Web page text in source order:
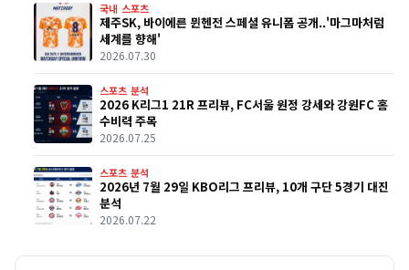
국내 스포츠
제주SK, 바이에른 뮌헨전 스페셜 유니폼 공개..'마그마처럼
세계를 향해'
2026.07.30
스포츠 분석
2026 K리그1 21R 프리뷰, FC서울 원정 강세와 강원FC 홈
수비력 주목
2026.07.25
스포츠 분석
2026년 7월 29일 KBO리그 프리뷰, 10개 구단 5경기 대진
분석
2026.07.22